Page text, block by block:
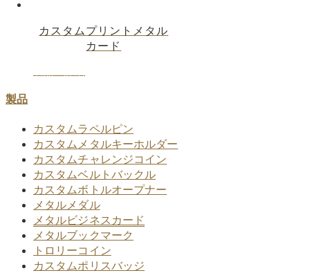
カスタムプリントメタル
カード
製品
カスタムラペルピン
カスタムメタルキーホルダー
カスタムチャレンジコイン
カスタムベルトバックル
カスタムボトルオープナー
メタルメダル
メタルビジネスカード
メタルブックマーク
トロリーコイン
カスタムポリスバッジ